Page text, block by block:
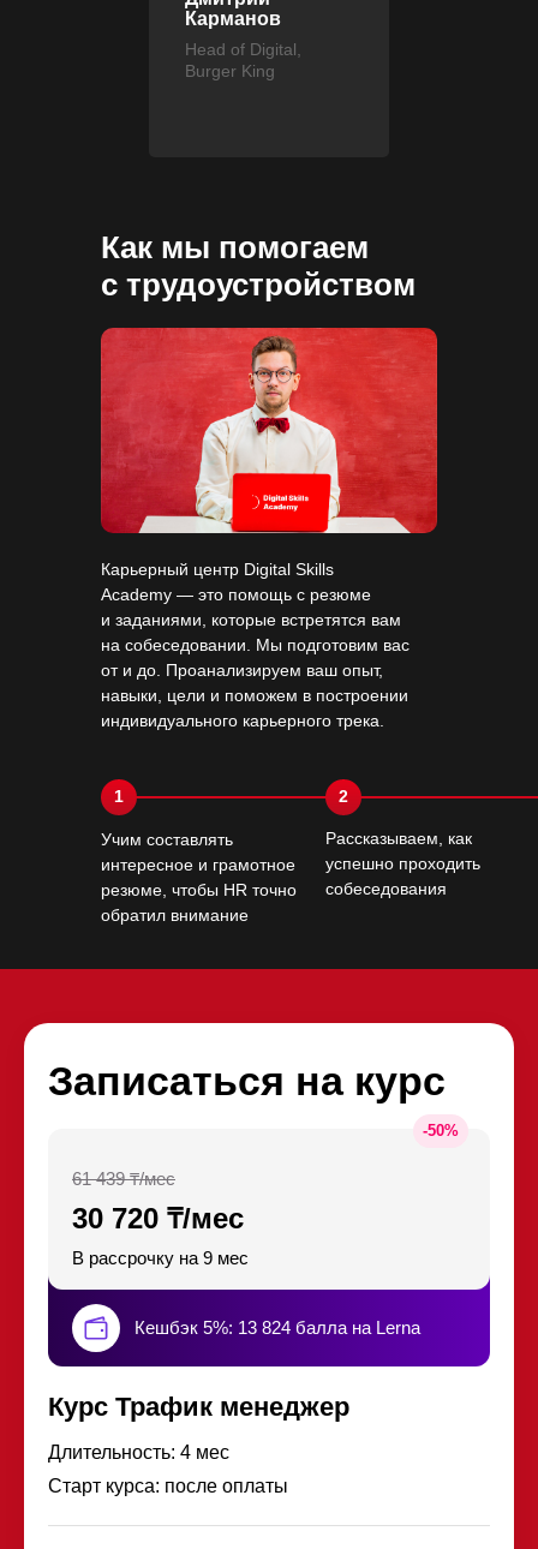
Карманов
Head of Digital,
Burger King
Как мы помогаем
с трудоустройством
Карьерный центр Digital Skills
Academy — это помощь с резюме
и заданиями, которые встретятся вам
на собеседовании. Мы подготовим вас
от и до. Проанализируем ваш опыт,
навыки, цели и поможем в построении
индивидуального карьерного трека.
Учим составлять
интересное и грамотное
резюме, чтобы HR точно
обратил внимание
1 2
Рассказываем, как
успешно проходить
собеседования
Записаться на курс
-50%
30 720 ₸/мес
61 439 ₸/мес
В рассрочку на 9 мес
Кешбэк 5%: 13 824 балла на Lerna
Курс Трафик менеджер
Длительность: 4 мес
Старт курса: после оплаты